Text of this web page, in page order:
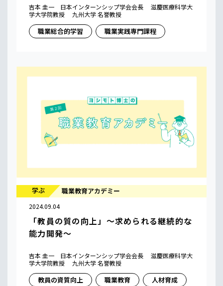
吉本 圭一 日本インターンシップ学会会長 滋慶医療科学大
学大学院教授 九州大学 名誉教授
職業総合的学習 職業実践専門課程
学ぶ 職業教育アカデミー
2024.09.04
「教員の質の向上」〜求められる継続的な
能力開発〜
吉本 圭一 日本インターンシップ学会会長 滋慶医療科学大
学大学院教授 九州大学 名誉教授
教員の資質向上 職業教育 人材育成